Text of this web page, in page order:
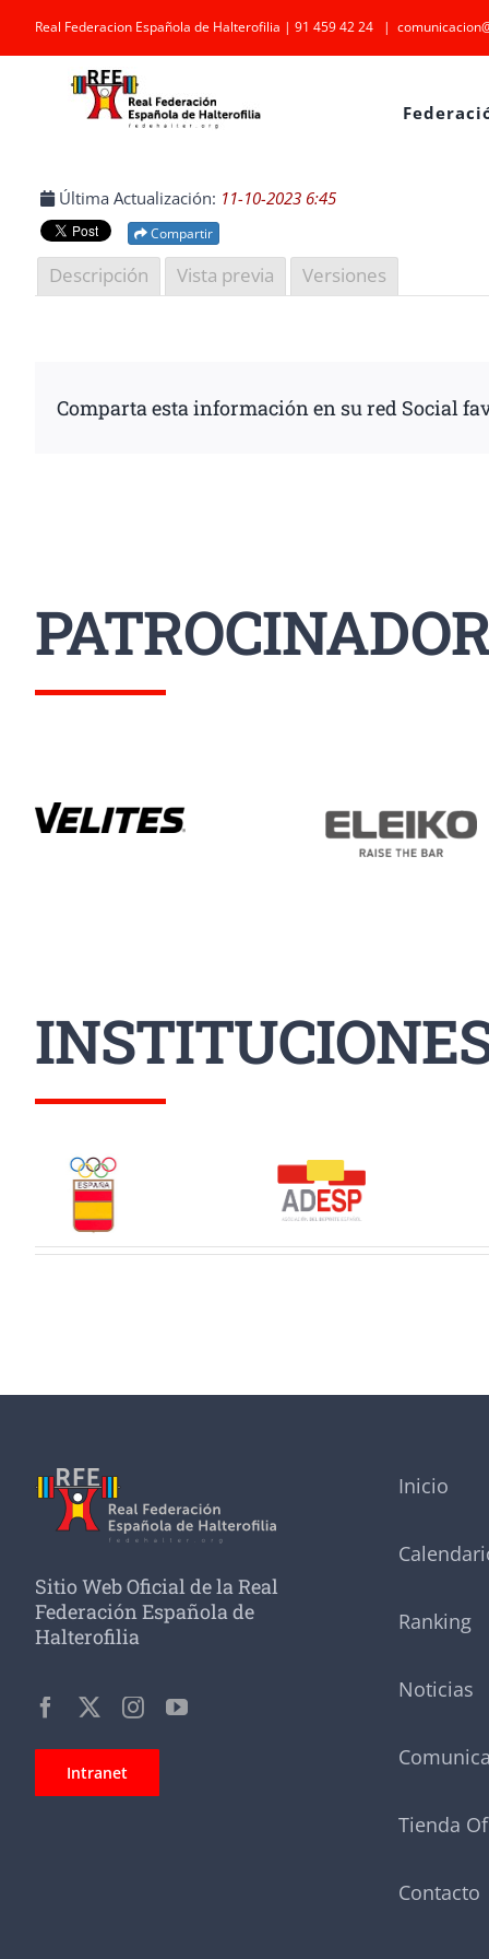
Saltar
al
contenido
Real Federacion Española de Halterofilia | 91 459 42 24 |
Última Actualización: 11-10-2023 6:45
Compartir
Descripción Vista previa Versiones
Comparta esta información en su red Social
Sitio Web Oficial de la Real
Federación Española de
Halterofilia
Intranet
Inicio
Ranking
Noticias
Tienda
Contacto